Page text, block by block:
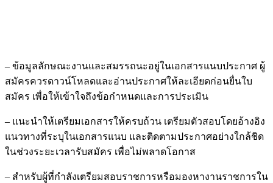
– ข้อมูลลักษณะงานและสมรรถนะอยู่ในเอกสารแนบประกาศ ผู้
สมัครควรดาวน์โหลดและอ่านประกาศให้ละเอียดก่อนยื่นใบ
สมัคร เพื่อให้เข้าใจถึงข้อกำหนดและการประเมิน
– แนะนำให้เตรียมเอกสารให้ครบถ้วน เตรียมตัวสอบโดยอ้างอิง
แนวทางที่ระบุในเอกสารแนบ และติดตามประกาศอย่างใกล้ชิด
ในช่วงระยะเวลารับสมัคร เพื่อไม่พลาดโอกาส
– สำหรับผู้ที่กำลังเตรียมสอบราชการหรือมองหางานราชการใน